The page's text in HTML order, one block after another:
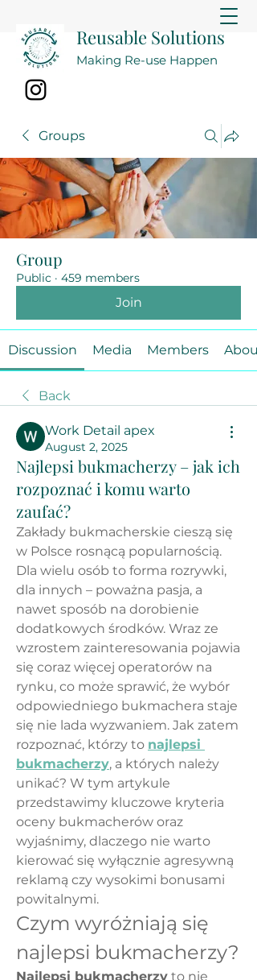
Reusable Solutions
Making Re-use Happen
Groups
Group
Public · 459 members
Join
Discussion Media Members About
Back
Work Detail apex
August 2, 2025
Najlepsi bukmacherzy – jak ich
rozpoznać i komu warto
zaufać?
Zakłady bukmacherskie cieszą się
w Polsce rosnącą popularnością.
Dla wielu osób to forma rozrywki,
dla innych – poważna pasja, a
nawet sposób na dorobienie
dodatkowych środków. Wraz ze
wzrostem zainteresowania pojawia
się coraz więcej operatorów na
rynku, co może sprawić, że wybór
odpowiedniego bukmachera staje
się nie lada wyzwaniem. Jak zatem
rozpoznać, którzy to najlepsi
bukmacherzy, a których należy
unikać? W tym artykule
przedstawimy kluczowe kryteria
oceny bukmacherów oraz
wyjaśnimy, dlaczego nie warto
kierować się wyłącznie agresywną
reklamą czy wysokimi bonusami
powitalnymi.
Czym wyróżniają się
najlepsi bukmacherzy?
Najlepsi bukmacherzy to nie